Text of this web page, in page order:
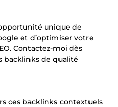
unique de
et d’optimiser votre
Contactez-moi dès
backlinks de qualité
ces backlinks contextuels